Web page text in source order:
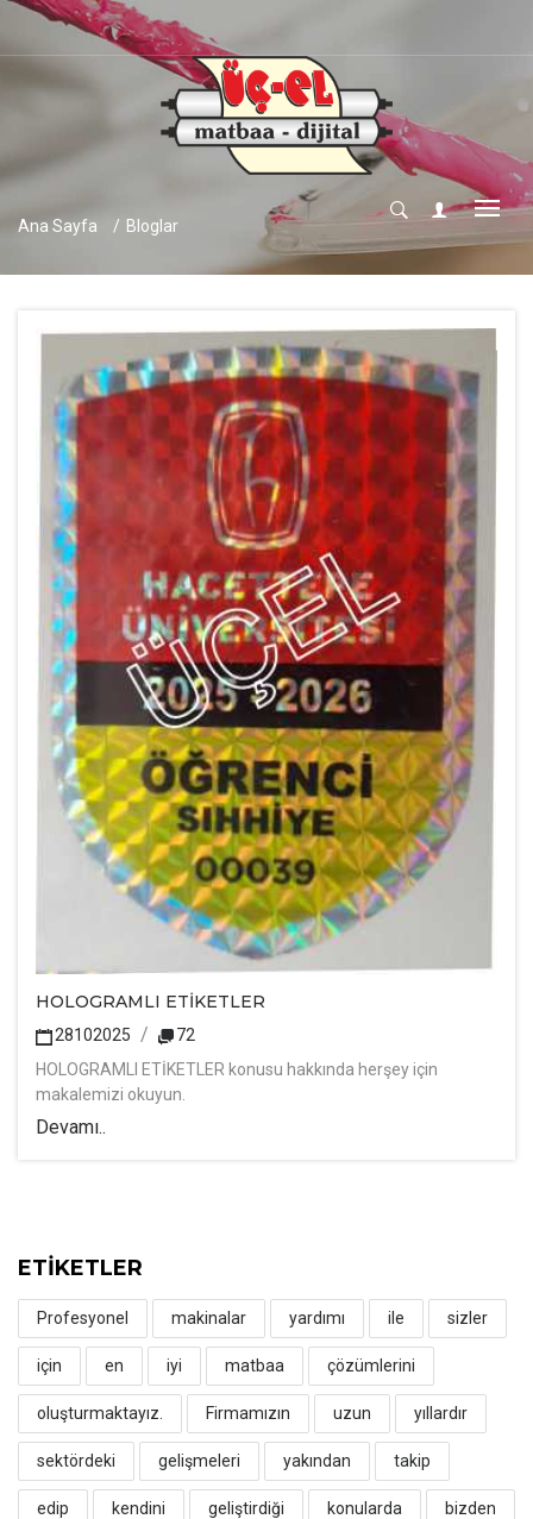
Ana Sayfa Bloglar
HOLOGRAMLI ETİKETLER
28102025
72
HOLOGRAMLI ETİKETLER konusu hakkında herşey için
makalemizi okuyun.
Devamı..
ETİKETLER
Profesyonel makinalar yardımı ile sizler
için en iyi matbaa çözümlerini
oluşturmaktayız. Firmamızın uzun yıllardır
sektördeki gelişmeleri yakından takip
edip kendini geliştirdiği konularda bizden